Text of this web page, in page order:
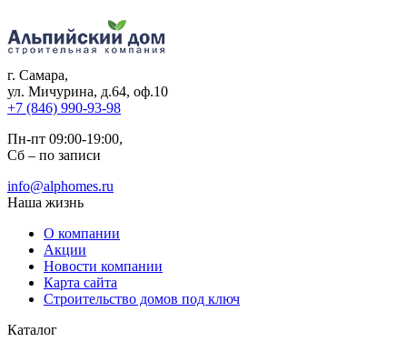
г. Самара,
ул. Мичурина, д.64, оф.10
+7 (846) 990-93-98
Пн-пт 09:00-19:00,
Сб – по записи
info@alphomes.ru
Наша жизнь
О компании
Акции
Новости компании
Карта сайта
Строительство домов под ключ
Каталог